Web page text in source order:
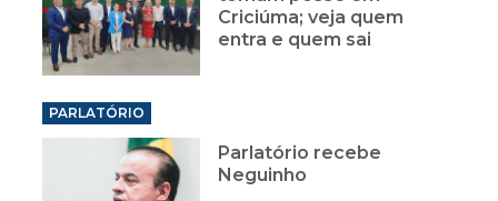
Criciúma; veja quem
entra e quem sai
PARLATÓRIO
Parlatório recebe
Neguinho